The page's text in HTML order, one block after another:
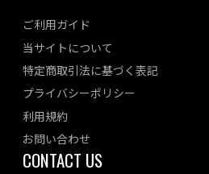
ご利用ガイド
当サイトについて
特定商取引法に基づく表記
プライバシーポリシー
利用規約
お問い合わせ
CONTACT US